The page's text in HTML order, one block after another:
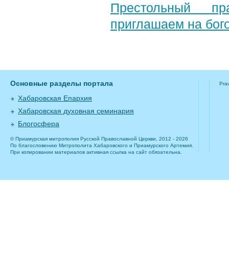
Престольный
приглашаем на
Основные разделы портала
Хабаровская Епархия
Хабаровская духовная семинария
Блогосфера
© Приамурская митрополия Русской Православной Церкви, 2012 - 2026
По благословению Митрополита Хабаровского и Приамурского Артемия.
При копировании материалов активная ссылка на сайт обязательна.